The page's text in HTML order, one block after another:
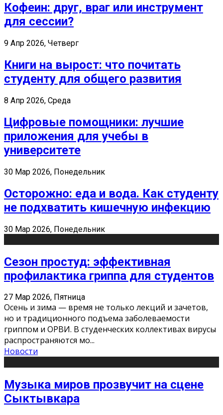
Кофеин: друг, враг или инструмент
для сессии?
9 Апр 2026, Четверг
Книги на вырост: что почитать
студенту для общего развития
8 Апр 2026, Среда
Цифровые помощники: лучшие
приложения для учебы в
университете
30 Мар 2026, Понедельник
Осторожно: еда и вода. Как студенту
не подхватить кишечную инфекцию
30 Мар 2026, Понедельник
Сезон простуд: эффективная
профилактика гриппа для студентов
27 Мар 2026, Пятница
Осень и зима — время не только лекций и зачетов,
но и традиционного подъема заболеваемости
гриппом и ОРВИ. В студенческих коллективах вирусы
распространяются мо...
Новости
Музыка миров прозвучит на сцене
Сыктывкара